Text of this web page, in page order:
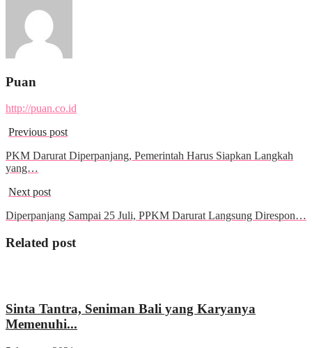
Puan
http://puan.co.id
Previous post
PKM Darurat Diperpanjang, Pemerintah Harus Siapkan Langkah
yang…
Next post
Diperpanjang Sampai 25 Juli, PPKM Darurat Langsung Direspon…
Related post
Sinta Tantra, Seniman Bali yang Karyanya
Memenuhi...